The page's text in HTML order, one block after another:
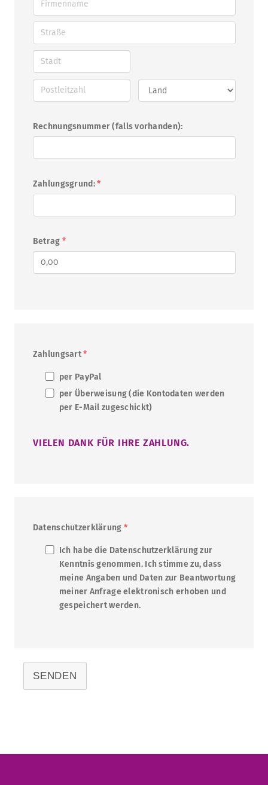
Rechnungsnummer (falls vorhanden):
Zahlungsgrund:*
Betrag *
Zahlungsart*
per PayPal
per Überweisung (die Kontodaten werden
per E-Mail zugeschickt)
VIELEN DANK FÜR IHRE ZAHLUNG.
Datenschutzerklärung *
Ich habe die Datenschutzerklärung zur
Kenntnis genommen. Ich stimme zu, dass
meine Angaben und Daten zur Beantwortung
meiner Anfrage elektronisch erhoben und
gespeichert werden.
SENDEN